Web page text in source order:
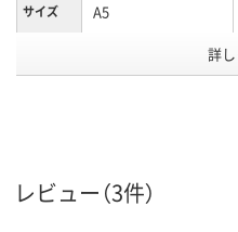
サイズ A5
詳
レビュー（3件）